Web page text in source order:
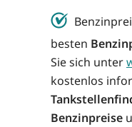
besten
Sie sich unter
kostenlos
Benzinpreise